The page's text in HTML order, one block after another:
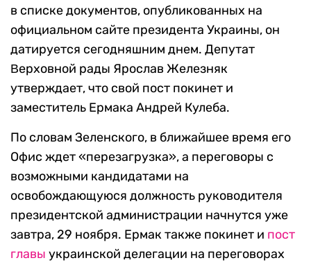
в списке документов, опубликованных на
официальном сайте президента Украины, он
датируется сегодняшним днем. Депутат
Βерховной рады Ярослав Железняк
утверждает, что свой пост покинет и
заместитель Ермака Андрей Кулеба.
По словам Зеленского, в ближайшее время его
Офис ждет «перезагрузка», а переговоры с
возможными кандидатами на
освобождающуюся должность руководителя
президентской администрации начнутся уже
завтра, 29 ноября. Ермак также покинет и пост
главы украинской делегации на переговорах